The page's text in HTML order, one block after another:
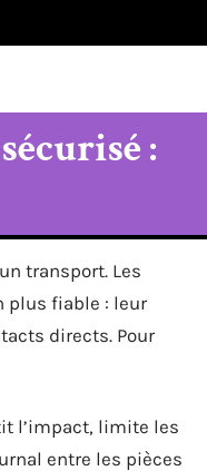
:
transport. Les
plus fiable : leur
directs. Pour
l’impact, limite les
entre les pièces